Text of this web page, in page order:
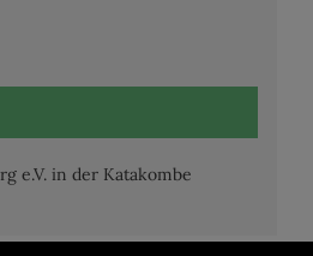
e.V. in der Katakombe